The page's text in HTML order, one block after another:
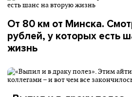
От 80 км от Минска.
рублей, у которых есть
жизнь